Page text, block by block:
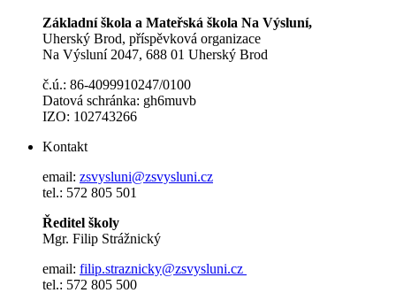
Základní škola a Mateřská škola Na Výsluní,
Uherský Brod, příspěvková organizace
Na Výsluní 2047, 688 01 Uherský Brod
č.ú.: 86-4099910247/0100
Datová schránka: gh6muvb
IZO: 102743266
Kontakt
email: zsvysluni@zsvysluni.cz
tel.: 572 805 501
Ředitel školy
Mgr. Filip Strážnický
email: filip.straznicky@zsvysluni.cz
tel.: 572 805 500